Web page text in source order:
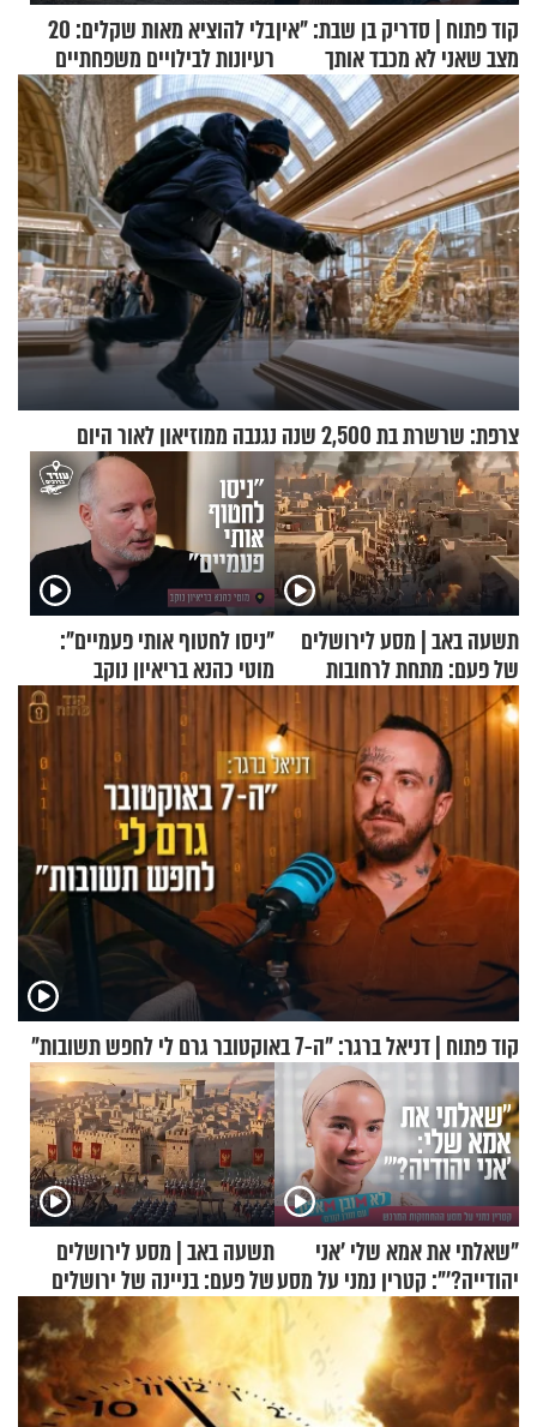
קוד פתוח | סדריק בן שבת: "אין
מצב שאני לא מכבד אותך
בבוקר בהנחת תפילין"
בלי להוציא מאות שקלים: 20
רעיונות לבילויים משפחתיים
כמעט בחינם
צרפת: שרשרת בת 2,500 שנה נגנבה ממוזיאון לאור היום
תשעה באב | מסע לירושלים
של פעם: מתחת לרחובות
ירושלים
"ניסו לחטוף אותי פעמיים":
מוטי כהנא בריאיון נוקב
קוד פתוח | דניאל ברגר: "ה-7 באוקטובר גרם לי לחפש תשובות"
"שאלתי את אמא שלי 'אני
יהודייה?'": קטרין נמני על מסע
ההתחזקות המרגש
תשעה באב | מסע לירושלים
של פעם: בניינה של ירושלים